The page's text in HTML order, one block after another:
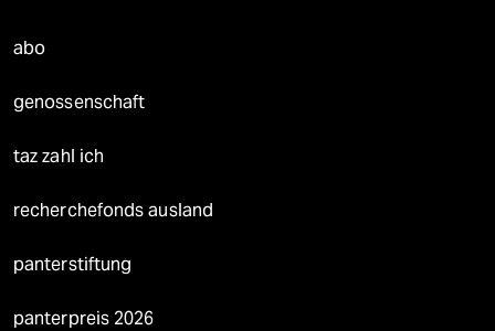
abo
genossenschaft
taz zahl ich
recherchefonds ausland
panterstiftung
panterpreis 2026